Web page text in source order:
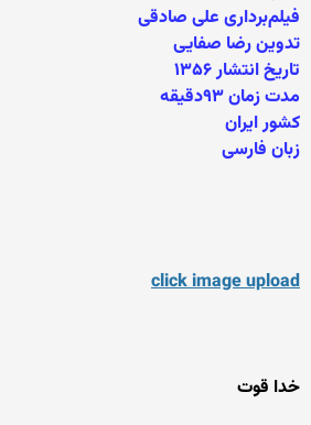
فیلم‌برداری علی صادقی
تدوین رضا صفایی
تاریخ انتشار ۱۳۵۶
مدت زمان ۹۳دقیقه
کشور ایران
زبان فارسی
click image upload
خدا قوت